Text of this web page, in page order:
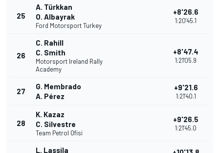
25
A. Türkkan
O. Albayrak
Ford Motorsport Turkey
+8'26.6
1:20'45.1
26
C. Rahill
C. Smith
Motorsport Ireland Rally
Academy
+8'47.4
1:21'05.9
27
G. Membrado
A. Pérez
+9'21.6
1:21'40.1
28
K. Kazaz
C. Silvestre
Team Petrol Ofisi
+9'26.5
1:21'45.0
L. Lassila